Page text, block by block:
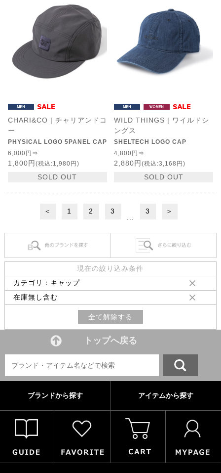
CHARI&CO | チャリアンドコ
ー
PHYSICAL LOGO 5PANEL CAP
6,000円⇒
1,800円 (税込:1,980円)
SOLD OUT
WILD THINGS | ワイルドシ
ングス
SHELTECH LOGO CAP
4,800円⇒
2,880円 (税込:3,168円)
SOLD OUT
＜ 1 2 3 3 ＞
現在の絞り込み条件
カテゴリ：キャップ
在庫無し含む
全て解除する
トップへ戻る
ブランドから探す アイテムから探す